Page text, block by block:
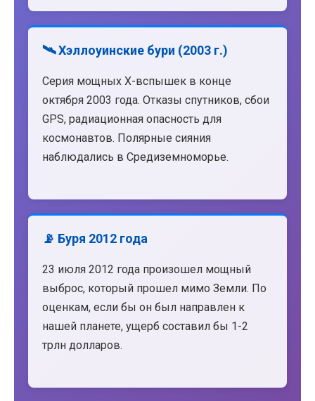
🛰️ Хэллоуинские бури (2003 г.)
Серия мощных X-вспышек в конце
октября 2003 года. Отказы спутников, сбои
GPS, радиационная опасность для
космонавтов. Полярные сияния
наблюдались в Средиземноморье.
📡 Буря 2012 года
23 июля 2012 года произошел мощный
выброс, который прошел мимо Земли. По
оценкам, если бы он был направлен к
нашей планете, ущерб составил бы 1-2
трлн долларов.